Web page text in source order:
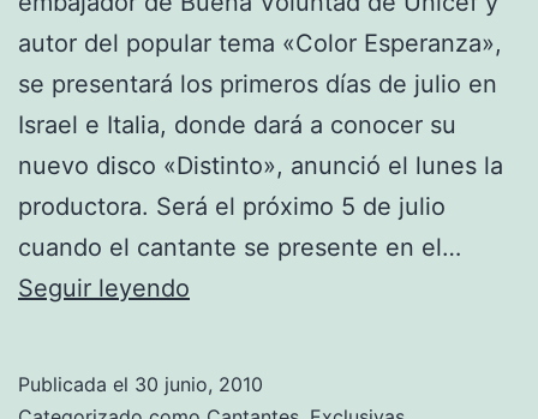
autor del popular tema «Color Esperanza»,
se presentará los primeros días de julio en
Israel e Italia, donde dará a conocer su
nuevo disco «Distinto», anunció el lunes la
productora. Será el próximo 5 de julio
cuando el cantante se presente en el…
Seguir leyendo
copar
Publicada el 30 junio, 2010